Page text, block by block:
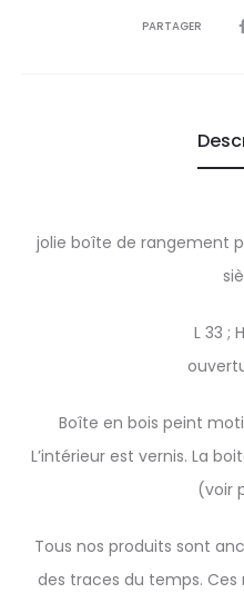
PARTAGER
jolie boîte de rangement
L 33 ;
Boîte en bois peint
L’intérieur est vernis. La
(voir
Tous nos produits sont
des traces du temps.